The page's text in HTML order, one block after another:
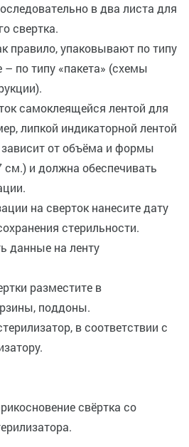
в два листа для
свертка.
правило, упаковывают по типу
по типу «пакета» (схемы
самоклеящейся лентой для
липкой индикаторной лентой
от объёма и формы
см.) и должна обеспечивать
на сверток нанесите дату
стерильности.
данные на ленту
разместите в
поддоны.
в соответствии с
свёртка со